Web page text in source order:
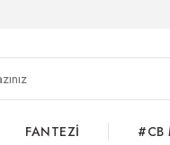
FANTEZİ #CB